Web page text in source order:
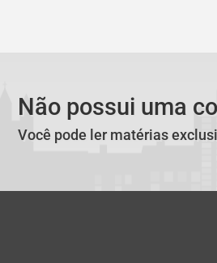
Não possui uma
Você pode ler matérias